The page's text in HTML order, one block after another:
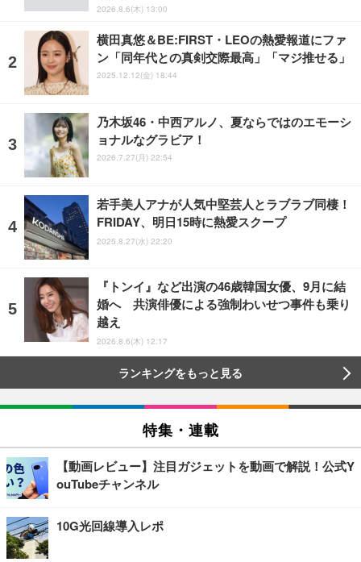
2026.8.6(木) 13:00
横田真悠＆BE:FIRST・LEOの熱愛報道にファ
ン「同年代との真剣交際最高」「マジ推せる」
2025.12.12(金) 18:44
乃木坂46・中西アルノ、夏ならではのエモーシ
ョナルなグラビア！
2026.7.27(月) 22:54
若手美人アナが人気中堅芸人とラブラブ同棲！
FRIDAY、明日15時に熱愛スクープ
2025.8.27(水) 22:20
『トンイ』など出演の46歳韓国女優、9月に結
婚へ 共演俳優による強制わいせつ事件も乗り
越え
2026.8.6(木) 12:17
ランキングをもっと見る
特集・連載
【動画レビュー】注目ガジェットを動画で解説！公式Y
ouTubeチャンネル
10G光回線導入レポ